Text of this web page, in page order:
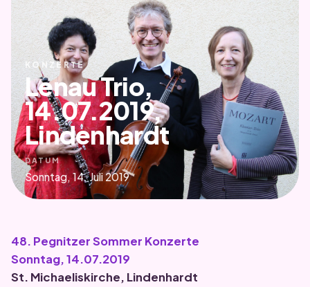
KONZERTE
Lenau Trio,
14.07.2019,
Lindenhardt
DATUM
Sonntag, 14. Juli 2019
48. Pegnitzer Sommer Konzerte
Sonntag, 14.07.2019
St. Michaeliskirche, Lindenhardt